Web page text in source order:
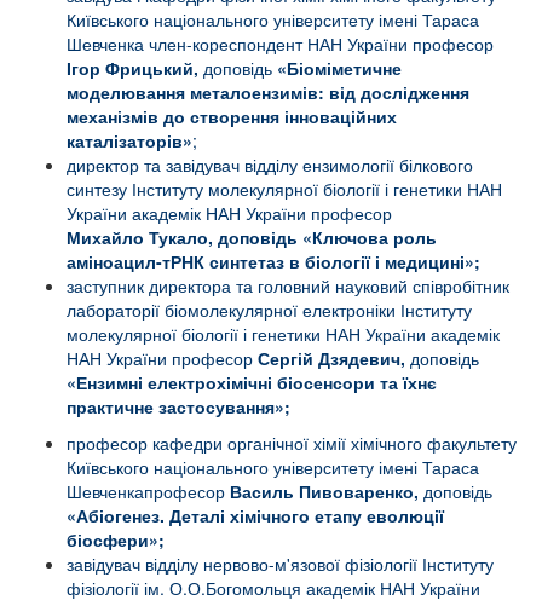
Київського національного університету імені Тараса
Шевченка член-кореспондент НАН України професор
Ігор Фрицький, доповідь «Біоміметичне
моделювання металоензимів: від дослідження
механізмів до створення інноваційних
каталізаторів»;
директор та завідувач відділу ензимології білкового
синтезу Інституту молекулярної біології і генетики НАН
України академік НАН України професор
Михайло Тукало, доповідь «Ключова роль
аміноацил-тРНК синтетаз в біології і медицині»;
заступник директора та головний науковий співробітник
лабораторії біомолекулярної електроніки Інституту
молекулярної біології і генетики НАН України академік
НАН України професор Сергій Дзядевич, доповідь
«Ензимні електрохімічні біосенсори та їхнє
практичне застосування»;
професор кафедри органічної хімії хімічного факультету
Київського національного університету імені Тараса
Шевченкапрофесор Василь Пивоваренко, доповідь
«Абіогенез. Деталі хімічного етапу еволюції
біосфери»;
завідувач відділу нервово-м'язової фізіології Інституту
фізіології ім. О.О.Богомольця академік НАН України